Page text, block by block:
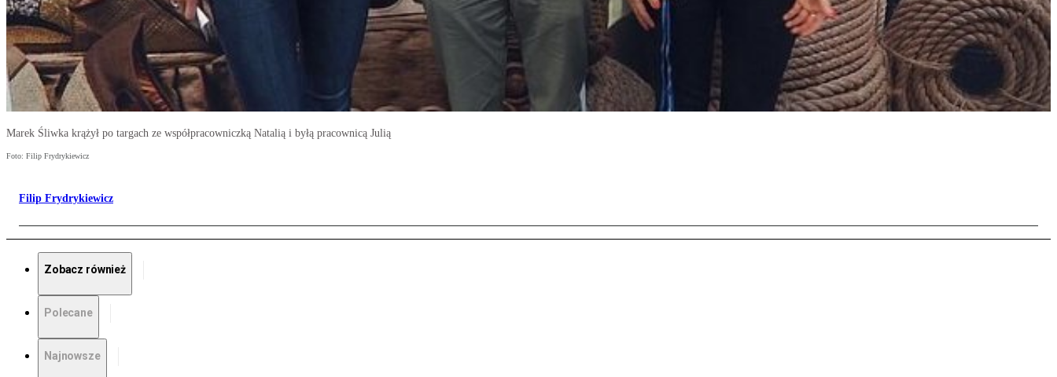
Marek Śliwka krążył po targach ze współpracowniczką Natalią i byłą pracownicą Julią
Foto: Filip Frydrykiewicz
Filip Frydrykiewicz
Zobacz również
Polecane
Najnowsze